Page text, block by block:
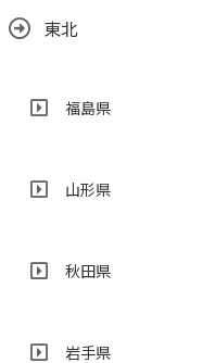
東北
福島県
山形県
秋田県
岩手県